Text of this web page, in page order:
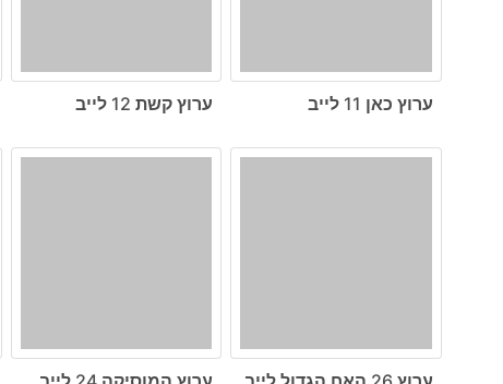
ערוץ כאן 11 לייב ערוץ קשת 12 לייב